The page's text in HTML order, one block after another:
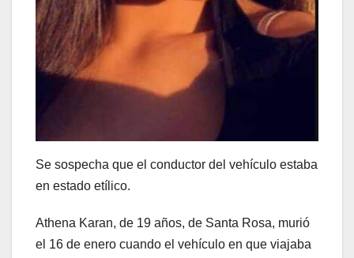
Se sospecha que el conductor del vehículo estaba
en estado etílico.
Athena Karan, de 19 años, de Santa Rosa, murió
el 16 de enero cuando el vehículo en que viajaba